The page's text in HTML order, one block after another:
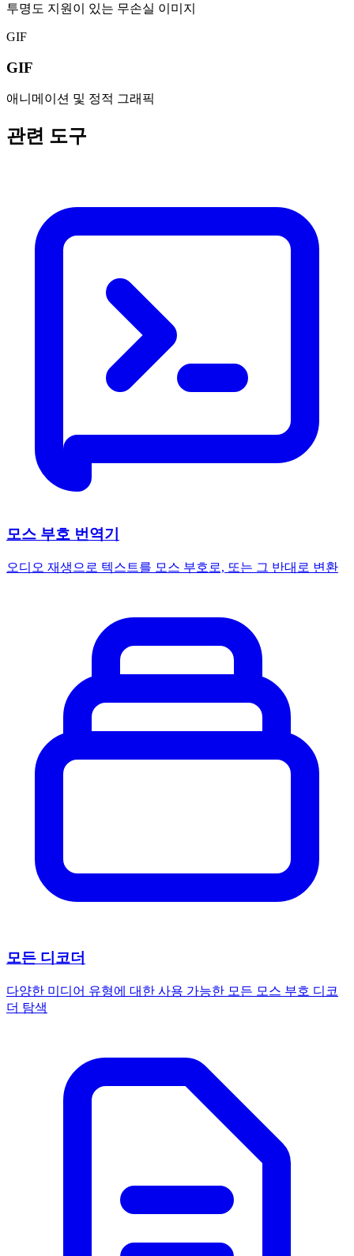
투명도 지원이 있는 무손실 이미지
GIF
GIF
애니메이션 및 정적 그래픽
관련 도구
모스 부호 번역기
오디오 재생으로 텍스트를 모스 부호로, 또는 그 반대로 변환
모든 디코더
다양한 미디어 유형에 대한 사용 가능한 모든 모스 부호 디코
더 탐색